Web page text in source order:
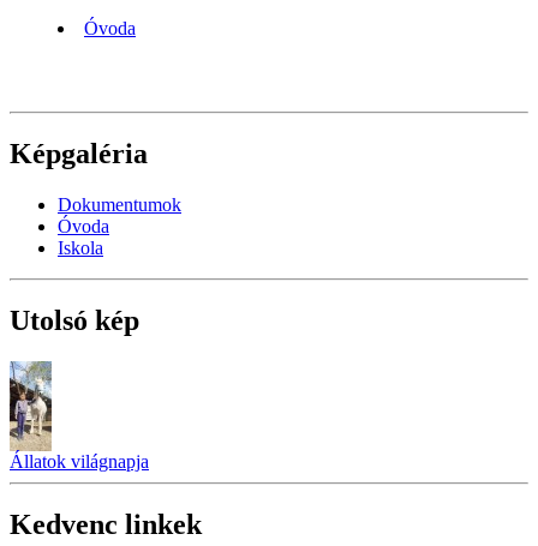
Óvoda
Képgaléria
Dokumentumok
Óvoda
Iskola
Utolsó kép
Állatok világnapja
Kedvenc linkek